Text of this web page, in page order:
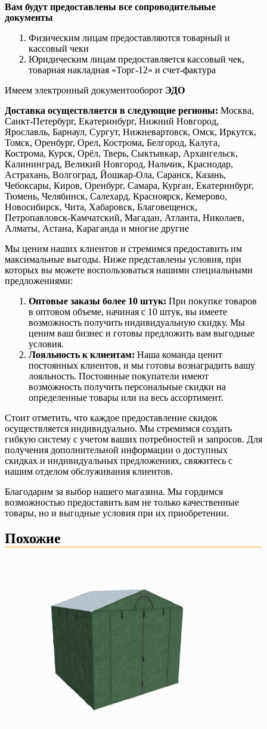
Вам будут предоставлены все сопроводительные
документы
Физическим лицам предоставляются товарный и
кассовый чеки
Юридическим лицам предоставляется кассовый чек,
товарная накладная «Торг-12» и счет-фактура
Имеем электронный документооборот ЭДО
Доставка осуществляется в следующие регионы: Москва,
Санкт-Петербург, Екатеринбург, Нижний Новгород,
Ярославль, Барнаул, Сургут, Нижневартовск, Омск, Иркутск,
Томск, Оренбург, Орел, Кострома, Белгород, Калуга,
Кострома, Курск, Орёл, Тверь, Сыктывкар, Архангельск,
Калининград, Великий Новгород, Нальчик, Краснодар,
Астрахань, Волгоград, Йошкар-Ола, Саранск, Казань,
Чебоксары, Киров, Оренбург, Самара, Курган, Екатеринбург,
Тюмень, Челябинск, Салехард, Красноярск, Кемерово,
Новосибирск, Чита, Хабаровск, Благовещенск,
Петропавловск-Камчатский, Магадан, Атланта, Николаев,
Алматы, Астана, Караганда и многие другие
Мы ценим наших клиентов и стремимся предоставить им
максимальные выгоды. Ниже представлены условия, при
которых вы можете воспользоваться нашими специальными
предложениями:
Оптовые заказы более 10 штук: При покупке товаров
в оптовом объеме, начиная с 10 штук, вы имеете
возможность получить индивидуальную скидку. Мы
ценим ваш бизнес и готовы предложить вам выгодные
условия.
Лояльность к клиентам: Наша команда ценит
постоянных клиентов, и мы готовы вознаградить вашу
лояльность. Постоянные покупатели имеют
возможность получить персональные скидки на
определенные товары или на весь ассортимент.
Стоит отметить, что каждое предоставление скидок
осуществляется индивидуально. Мы стремимся создать
гибкую систему с учетом ваших потребностей и запросов. Для
получения дополнительной информации о доступных
скидках и индивидуальных предложениях, свяжитесь с
нашим отделом обслуживания клиентов.
Благодарим за выбор нашего магазина. Мы гордимся
возможностью предоставить вам не только качественные
товары, но и выгодные условия при их приобретении.
Похожие